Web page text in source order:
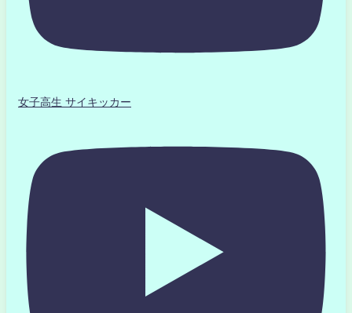
女子高生 サイキッカー